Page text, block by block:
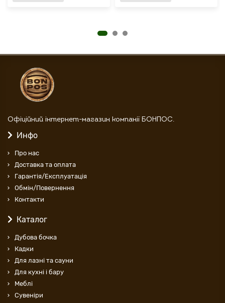
Офіційний інтернет-магазин компанії БОНПОС.
Инфо
Про нас
Доставка та оплата
Гарантія/Експлуатація
Обмін/Повернення
Контакти
Каталог
Дубова бочка
Кадки
Для лазні та сауни
Для кухні і бару
Меблі
Cувеніри